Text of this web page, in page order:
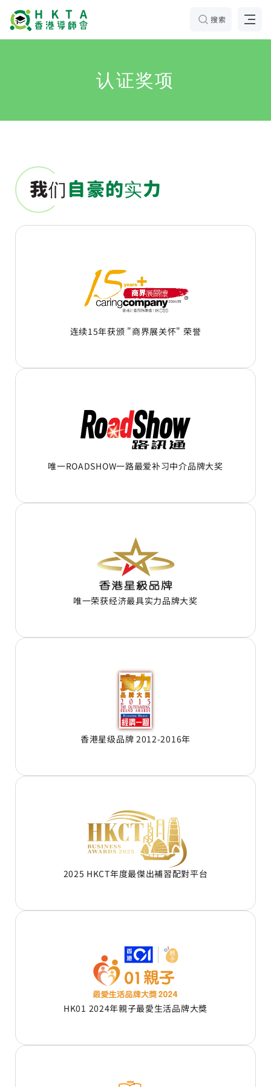
搜索
认证奖项
我们自豪的实力
连续15年获颁 "商界展关怀" 荣誉
唯一ROADSHOW一路最爱补习中介品牌大奖
唯一荣获经济最具实力品牌大奖
香港星级品牌 2012-2016年
2025 HKCT年度最傑出補習配對平台
HK01 2024年親子最愛生活品牌大獎